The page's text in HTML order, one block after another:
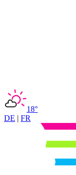
18°
DE | FR